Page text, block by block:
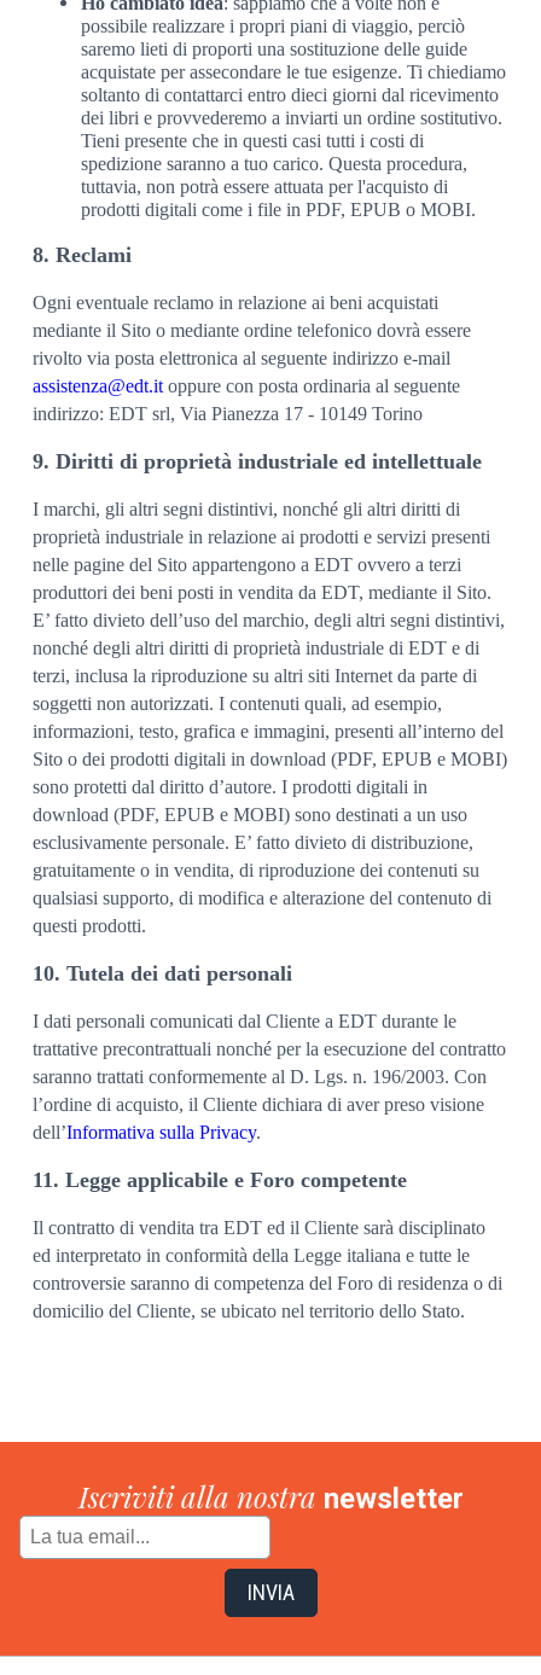
possibile realizzare i propri piani di viaggio, perciò
saremo lieti di proporti una sostituzione delle guide
acquistate per assecondare le tue esigenze. Ti chiediamo
soltanto di contattarci entro dieci giorni dal ricevimento
dei libri e provvederemo a inviarti un ordine sostitutivo.
Tieni presente che in questi casi tutti i costi di
spedizione saranno a tuo carico. Questa procedura,
tuttavia, non potrà essere attuata per l'acquisto di
prodotti digitali come i file in PDF, EPUB o MOBI.
8. Reclami
Ogni eventuale reclamo in relazione ai beni acquistati
mediante il Sito o mediante ordine telefonico dovrà essere
rivolto via posta elettronica al seguente indirizzo e-mail
assistenza@edt.it oppure con posta ordinaria al seguente
indirizzo: EDT srl, Via Pianezza 17 - 10149 Torino
9. Diritti di proprietà industriale ed intellettuale
I marchi, gli altri segni distintivi, nonché gli altri diritti di
proprietà industriale in relazione ai prodotti e servizi presenti
nelle pagine del Sito appartengono a EDT ovvero a terzi
produttori dei beni posti in vendita da EDT, mediante il Sito.
E’ fatto divieto dell’uso del marchio, degli altri segni distintivi,
nonché degli altri diritti di proprietà industriale di EDT e di
terzi, inclusa la riproduzione su altri siti Internet da parte di
soggetti non autorizzati. I contenuti quali, ad esempio,
informazioni, testo, grafica e immagini, presenti all’interno del
Sito o dei prodotti digitali in download (PDF, EPUB e MOBI)
sono protetti dal diritto d’autore. I prodotti digitali in
download (PDF, EPUB e MOBI) sono destinati a un uso
esclusivamente personale. E’ fatto divieto di distribuzione,
gratuitamente o in vendita, di riproduzione dei contenuti su
qualsiasi supporto, di modifica e alterazione del contenuto di
questi prodotti.
10. Tutela dei dati personali
I dati personali comunicati dal Cliente a EDT durante le
trattative precontrattuali nonché per la esecuzione del contratto
saranno trattati conformemente al D. Lgs. n. 196/2003. Con
l’ordine di acquisto, il Cliente dichiara di aver preso visione
dell’Informativa sulla Privacy.
11. Legge applicabile e Foro competente
Il contratto di vendita tra EDT ed il Cliente sarà disciplinato
ed interpretato in conformità della Legge italiana e tutte le
controversie saranno di competenza del Foro di residenza o di
domicilio del Cliente, se ubicato nel territorio dello Stato.
Iscriviti alla nostra newsletter